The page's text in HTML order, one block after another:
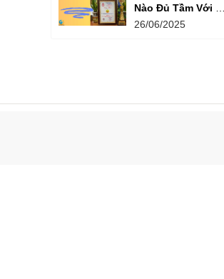
Nào Đủ Tầm Với Đồ
Chơi Kinh Bắc
26/06/2025